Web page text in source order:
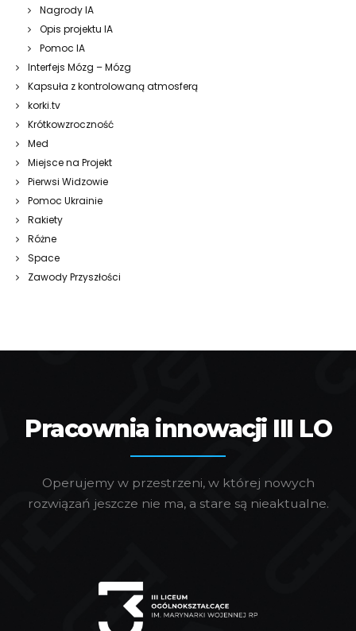
Nagrody IA
Opis projektu IA
Pomoc IA
Interfejs Mózg – Mózg
Kapsuła z kontrolowaną atmosferą
korki.tv
Krótkowzroczność
Med
Miejsce na Projekt
Pierwsi Widzowie
Pomoc Ukrainie
Rakiety
Różne
Space
Zawody Przyszłości
Pracownia innowacji III LO
Operujemy w przestrzeni, w której nowych
rozwiązań jeszcze nie ma, a stare są nieaktualne.